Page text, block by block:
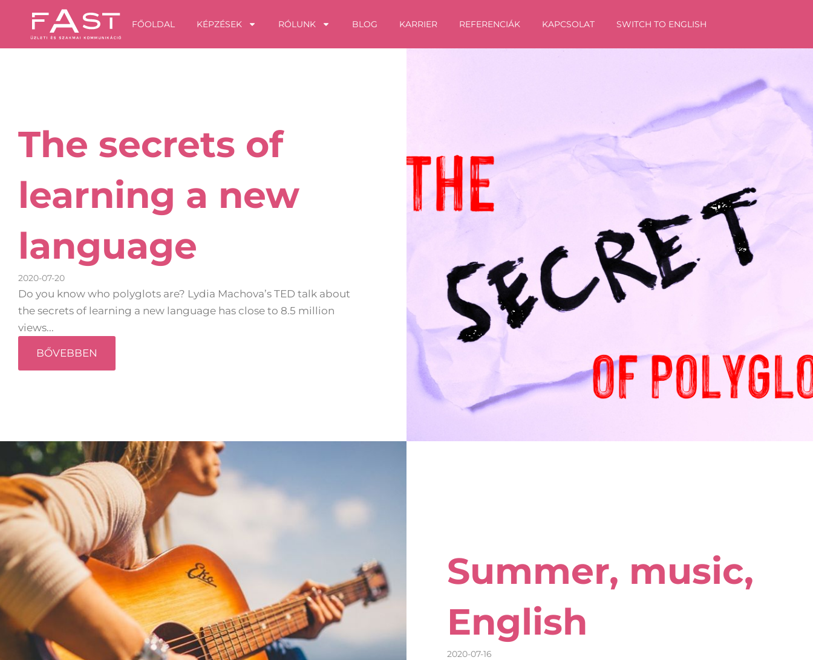
content
FŐOLDAL KÉPZÉSEK RÓLUNK BLOG KARRIER REFERENCIÁK KAPCSOLAT SWITCH TO ENGLISH
The secrets of
learning a new
language
2020-07-20
Do you know who polyglots are? Lydia Machova’s TED talk about
the secrets of learning a new language has close to 8.5 million
views...
BŐVEBBEN
Summer, music,
English
2020-07-16